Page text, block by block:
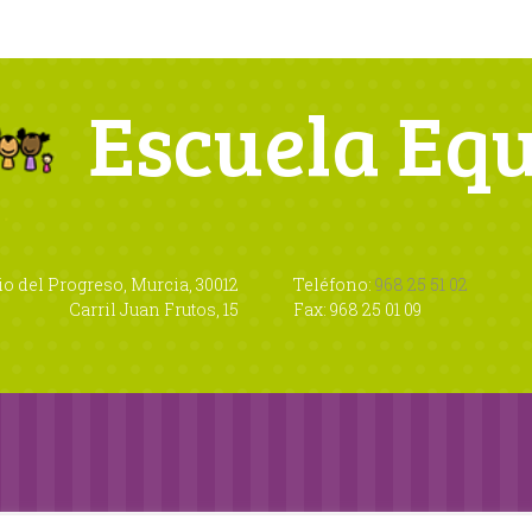
Escuela
Teléfono: 968 25 51 02
Fax: 968 25 01 09
del Progreso, Murcia, 30012
Carril Juan Frutos, 15